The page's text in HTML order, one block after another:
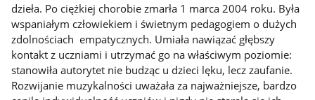
dzieła. Po ciężkiej chorobie zmarła 1 marca 2004 roku. Była
wspaniałym człowiekiem i świetnym pedagogiem o dużych
zdolnościach empatycznych. Umiała nawiązać głębszy
kontakt z uczniami i utrzymać go na właściwym poziomie:
stanowiła autorytet nie budząc u dzieci lęku, lecz zaufanie.
Rozwijanie muzykalności uważała za najważniejsze, bardzo